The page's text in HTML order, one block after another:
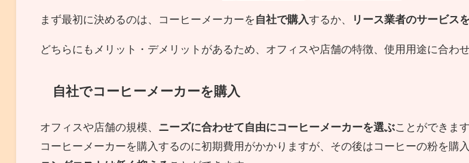
まず最初に決めるのは、コーヒーメーカーを 自社で購入するか、 リース業者のサービス
どちらにもメリット・デメリットがあるため、オフィスや店舗の特徴、使用用途に合わ
自社でコーヒーメーカーを購入
オフィスや店舗の規模、 ニーズに合わせて自由にコーヒーメーカーを選ぶことができます
コーヒーメーカーを購入するのに初期費用がかかりますが、その後はコーヒーの粉を購